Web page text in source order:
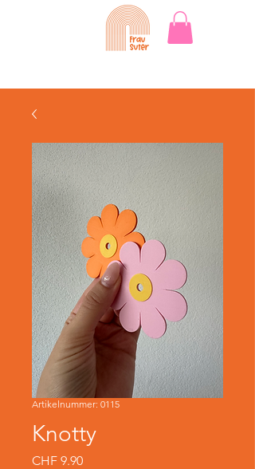
Artikelnummer: 0115
Knotty
CHF 9.90Preis